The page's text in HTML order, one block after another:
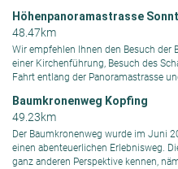
Höhenpanoramastrasse
48.47km
Wir empfehlen Ihnen den Besuch
einer Kirchenführung, Besuch des
Fahrt entlang der Panoramastrasse
Baumkronenweg Kopfing
49.23km
Der Baumkronenweg wurde im Juni
einen abenteuerlichen Erlebnisweg.
ganz anderen Perspektive kennen,